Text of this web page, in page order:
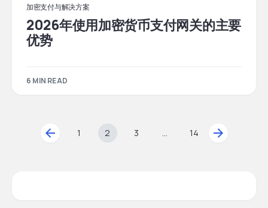
加密支付与解决方案
2026年使用加密货币支付网关的主要
优势
6 MIN READ
1 2 3 ... 14